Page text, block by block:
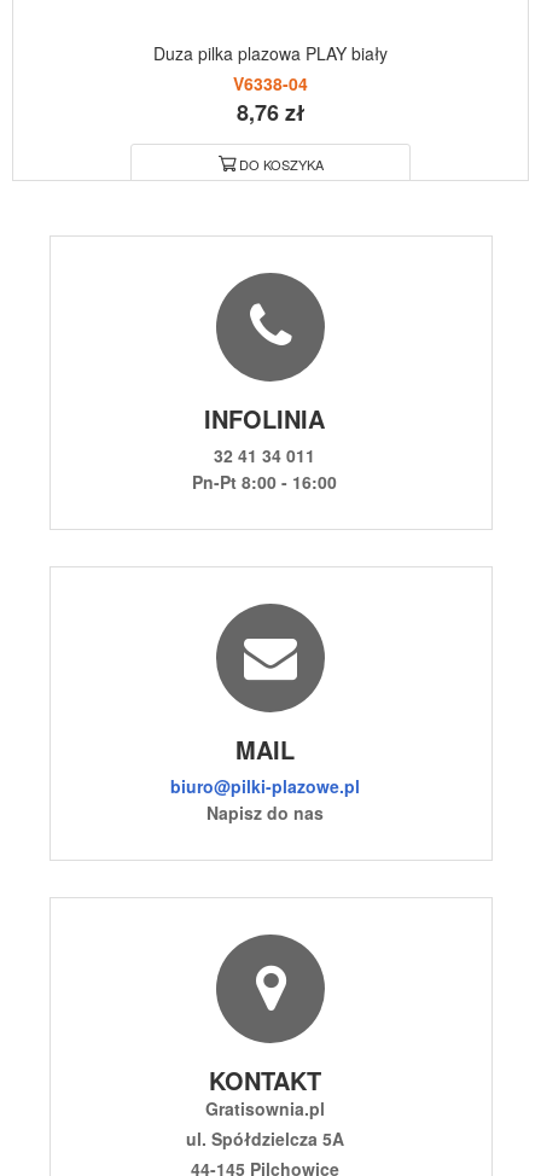
Duza pilka plazowa PLAY biały
V6338-04
8,76 zł
DO KOSZYKA
INFOLINIA
32 41 34 011
Pn-Pt 8:00 - 16:00
MAIL
biuro@pilki-plazowe.pl
Napisz do nas
KONTAKT
Gratisownia.pl
ul. Spółdzielcza 5A
44-145 Pilchowice